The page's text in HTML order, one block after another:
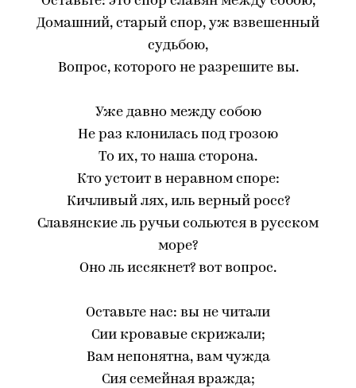
Домашний, старый спор, уж взвешенный
судьбою,
Вопрос, которого не разрешите вы.
Уже давно между собою
Не раз клонилась под грозою
То их, то наша сторона.
Кто устоит в неравном споре:
Кичливый лях, иль верный росс?
Славянские ль ручьи сольются в русском
море?
Оно ль иссякнет? вот вопрос.
Оставьте нас: вы не читали
Сии кровавые скрижали;
Вам непонятна, вам чужда
Сия семейная вражда;